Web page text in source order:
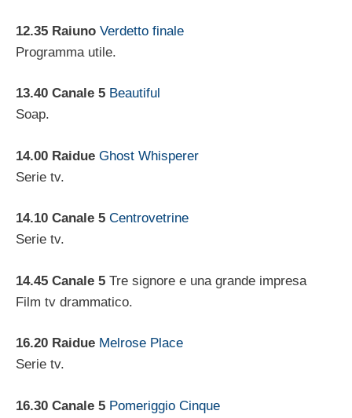
12.35 Raiuno Verdetto finale
Programma utile.
13.40 Canale 5 Beautiful
Soap.
14.00 Raidue Ghost Whisperer
Serie tv.
14.10 Canale 5 Centrovetrine
Serie tv.
14.45 Canale 5 Tre signore e una grande impresa
Film tv drammatico.
16.20 Raidue Melrose Place
Serie tv.
16.30 Canale 5 Pomeriggio Cinque